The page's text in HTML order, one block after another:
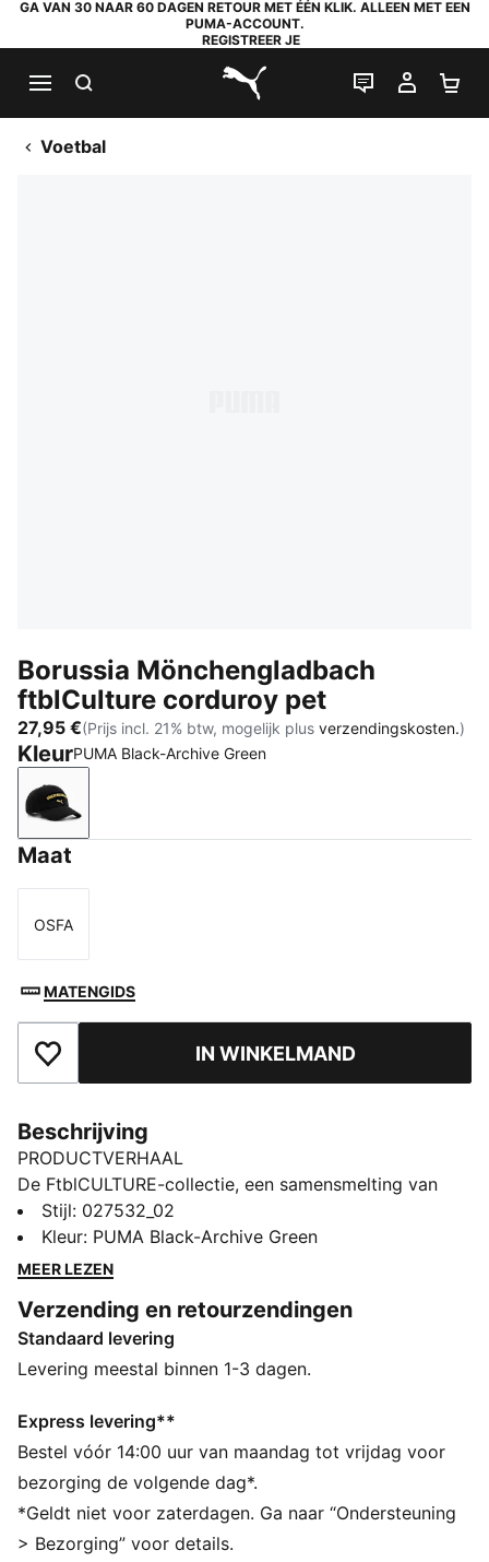
GA VAN 30 NAAR 60 DAGEN RETOUR MET ÉÉN KLIK. ALLEEN MET EEN
PUMA-ACCOUNT.
REGISTREER JE
PUMA.com
LIVE CHAT
MIJN
Voetbal
Borussia Mönchengladbach
ftblCulture corduroy pet
27,95 €(Prijs incl. 21% btw, mogelijk plus verzendingskosten.)
KleurPUMA Black-Archive Green
PUMA Black-Archive Green
Maat
Maat
OSFA
MATENGIDS
Toegevoegd aan favorietenIN WINKELMAND
Beschrijving
PRODUCTVERHAAL
De FtblCULTURE-collectie, een samensmelting van
mode en voetbal, viert het erfgoed en de tijdloze stijl
van de club. Deze Borussia Mönchengladbach pet is
voorzien van het clubembleem en een metalen clip
DETAILS
Ontworpen voor: Lifestyle van PUMA
Gebogen klep
persoonlijke pasvorm
Geborduurd clubembleem op het voorpaneel
Ontwerp met vijf panelen
Kenmerkende PUMA-ontwerpelementen
Stijl: 027532_02
Kleur: PUMA Black-Archive Green
MEER LEZEN
Verzending en retourzendingen
Standaard levering
Levering meestal binnen 1-3 dagen.
Express levering**
Bestel vóór 14:00 uur van maandag tot vrijdag voor
bezorging de volgende dag*.
*Geldt niet voor zaterdagen. Ga naar “Ondersteuning
> Bezorging” voor details.